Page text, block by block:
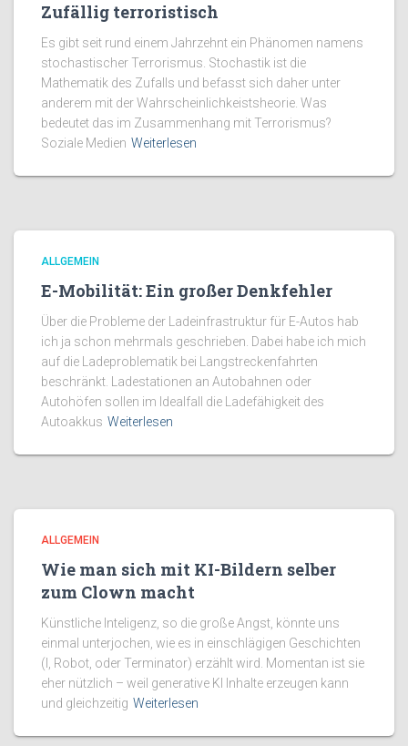
Zufällig terroristisch
Es gibt seit rund einem Jahrzehnt ein Phänomen namens
stochastischer Terrorismus. Stochastik ist die
Mathematik des Zufalls und befasst sich daher unter
anderem mit der Wahrscheinlichkeistsheorie. Was
bedeutet das im Zusammenhang mit Terrorismus?
Soziale Medien Weiterlesen
ALLGEMEIN
E-Mobilität: Ein großer Denkfehler
Über die Probleme der Ladeinfrastruktur für E-Autos hab
ich ja schon mehrmals geschrieben. Dabei habe ich mich
auf die Ladeproblematik bei Langstreckenfahrten
beschränkt. Ladestationen an Autobahnen oder
Autohöfen sollen im Idealfall die Ladefähigkeit des
Autoakkus Weiterlesen
ALLGEMEIN
Wie man sich mit KI-Bildern selber
zum Clown macht
Künstliche Inteligenz, so die große Angst, könnte uns
einmal unterjochen, wie es in einschlägigen Geschichten
(I, Robot, oder Terminator) erzählt wird. Momentan ist sie
eher nützlich – weil generative KI Inhalte erzeugen kann
und gleichzeitig Weiterlesen